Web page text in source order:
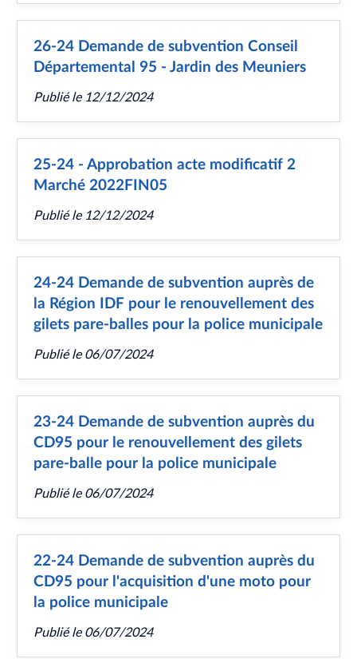
26-24 Demande de subvention Conseil
Départemental 95 - Jardin des Meuniers
Publié le 12/12/2024
25-24 - Approbation acte modificatif 2
Marché 2022FIN05
Publié le 12/12/2024
24-24 Demande de subvention auprès de
la Région IDF pour le renouvellement des
gilets pare-balles pour la police municipale
Publié le06/07/2024
23-24 Demande de subvention auprès du
CD95 pour le renouvellement des gilets
pare-balle pour la police municipale
Publié le06/07/2024
22-24 Demande de subvention auprès du
CD95 pour l'acquisition d'une moto pour
la police municipale
Publié le06/07/2024